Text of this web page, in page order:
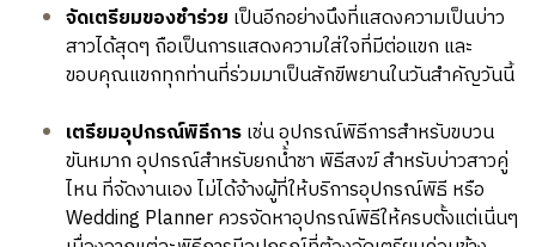
จัดเตรียมของชำร่วย เป็นอีกอย่างนึงที่แสดงความเป็นบ่าว
สาวได้สุดๆ ถือเป็นการแสดงความใส่ใจที่มีต่อแขก และ
ขอบคุณแขกทุกท่านที่ร่วมมาเป็นสักขีพยานในวันสำคัญวันนี้
เตรียมอุปกรณ์พิธีการเช่น อุปกรณ์พิธีการสำหรับขบวน
ขันหมาก อุปกรณ์สำหรับยกน้ำชา พิธีสงฆ์ สำหรับบ่าวสาวคู่
ไหน ที่จัดงานเอง ไม่ได้จ้างผู้ที่ให้บริการอุปกรณ์พิธี หรือ
Wedding Planner ควรจัดหาอุปกรณ์พิธีให้ครบตั้งแต่เนิ่นๆ